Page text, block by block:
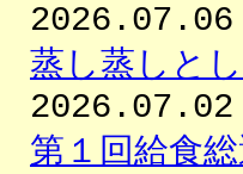
2026.07.06
蒸し蒸しと
2026.07.02
第１回給食